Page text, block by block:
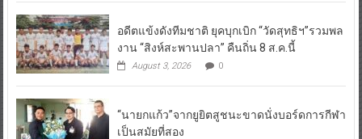
อดีตแข้งดังทีมชาติ ยุคบุกเบิก “วัดสุทธิฯ”รวมพล
งาน “สิงห์สะพานปลา” คืนถิ่น 8 ส.ค.นี้
August 3, 2026 0
“นายกแก้ว”จากยูยิตสูชนะขาดนั่งบอร์ดการกีฬา
เป็นสมัยที่สอง